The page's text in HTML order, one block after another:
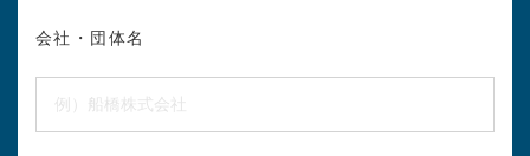
会社・団体名